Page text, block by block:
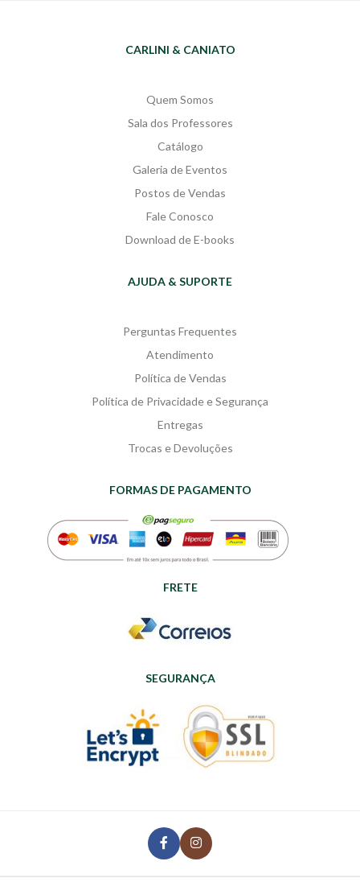
CARLINI & CANIATO
Quem Somos
Sala dos Professores
Catálogo
Galeria de Eventos
Postos de Vendas
Fale Conosco
Download de E-books
AJUDA & SUPORTE
Perguntas Frequentes
Atendimento
Política de Vendas
Política de Privacidade e Segurança
Entregas
Trocas e Devoluções
FORMAS DE PAGAMENTO
FRETE
SEGURANÇA